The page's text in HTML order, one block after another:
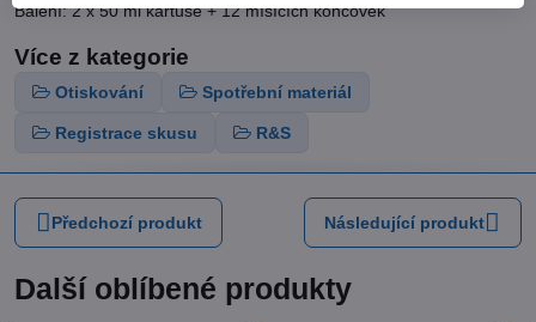
Balení: 2 x 50 ml kartuše + 12 mísících koncovek
Více z kategorie
Otiskování Spotřební materiál
Registrace skusu R&S
Předchozí produkt Následující produkt
Další oblíbené produkty